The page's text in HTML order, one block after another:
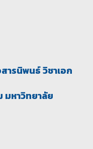
ารนิพนธ์ วิชาเอก
มหาวิทยาลัย